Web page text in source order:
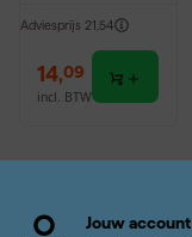
Adviesprijs 21,54
14,09
incl. BTW
Jouw account